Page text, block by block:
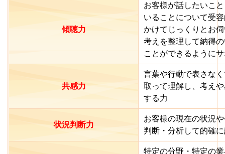
傾聴力
お客様が話したいこ
いることについて受
かけてじっくりとお
考えを整理して納得
ことができるように
共感力
言葉や行動で表さな
取って理解し、考え
する力
状況判断力
お客様の現在の状況
判断・分析して的確
特定の分野・特定の